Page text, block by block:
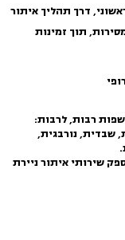
דרך תהליך איתור
תוך זמינות
רבות, לרבות:
שבדית, נורבגית,
שירותי איתור ניירת